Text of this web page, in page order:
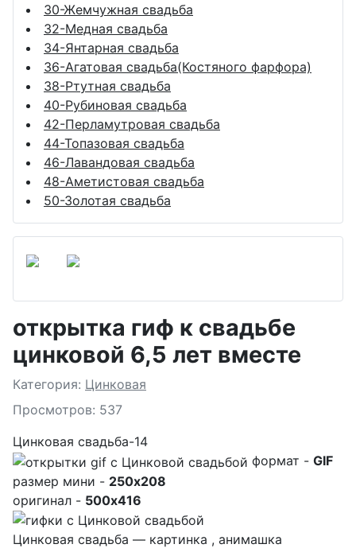
30-Жемчужная свадьба
32-Медная свадьба
34-Янтарная свадьба
36-Агатовая свадьба(Костяного фарфора)
38-Ртутная свадьба
40-Рубиновая свадьба
42-Перламутровая свадьба
44-Топазовая свадьба
46-Лавандовая свадьба
48-Аметистовая свадьба
50-Золотая свадьба
открытка гиф к свадьбе
цинковой 6,5 лет вместе
Подробности
Категория: Цинковая
Просмотров: 537
Цинковая свадьба-14
формат - GIF
размер мини - 250x208
оригинал - 500x416
Цинковая свадьба — картинка , анимашка